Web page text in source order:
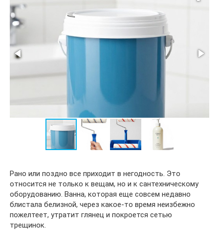
Рано или поздно все приходит в негодность. Это
относится не только к вещам, но и к сантехническому
оборудованию. Ванна, которая еще совсем недавно
блистала белизной, через какое-то время неизбежно
пожелтеет, утратит глянец и покроется сетью
трещинок.